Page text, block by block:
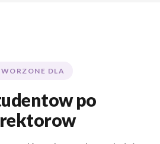
po
z Knowbase, aby szybciej